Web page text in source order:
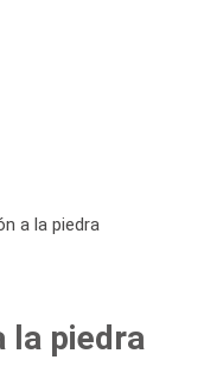
a la piedra
la piedra